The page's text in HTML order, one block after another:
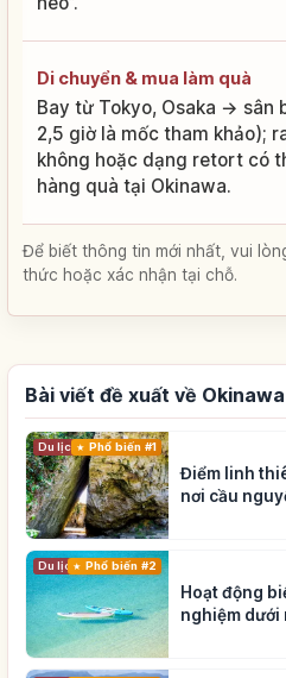
Di chuyển & mua làm quà
Bay từ Tokyo, Osaka → sân
2,5 giờ là mốc tham khảo);
không hoặc dạng retort có
hàng quà tại Okinawa.
Để biết thông tin mới nhất, vui
thức hoặc xác nhận tại chỗ.
Bài viết đề xuất về Okinawa
Du lịch Phổ biến #1
Điểm linh
nơi cầu
Du lịch Phổ biến #2
Hoạt động
nghiệm dưới